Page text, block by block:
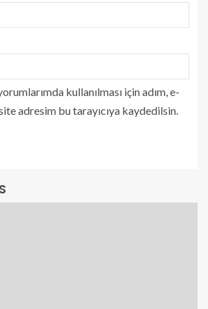
kullanılması için adım, e-
adresim bu tarayıcıya kaydedilsin.